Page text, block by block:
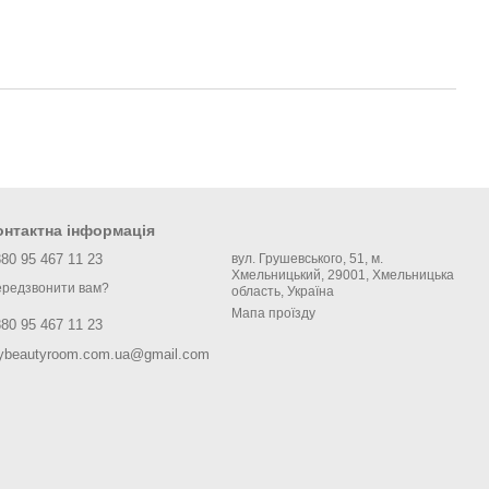
інформація
95 467 11 23
вам?
95 467 11 23
вул. Грушевського, 51, м.
Хмельницький, 29001, Хмельницька
область, Україна
Мапа проїзду